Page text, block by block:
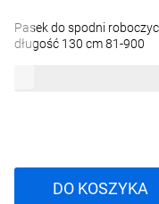
Pasek do spodni
długość 130 cm 81-900
DO KOSZYKA